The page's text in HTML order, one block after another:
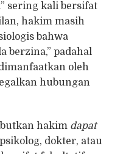
sering kali bersifat
hakim masih
bahwa
berzina,” padahal
oleh
hubungan
hakim dapat
dokter, atau